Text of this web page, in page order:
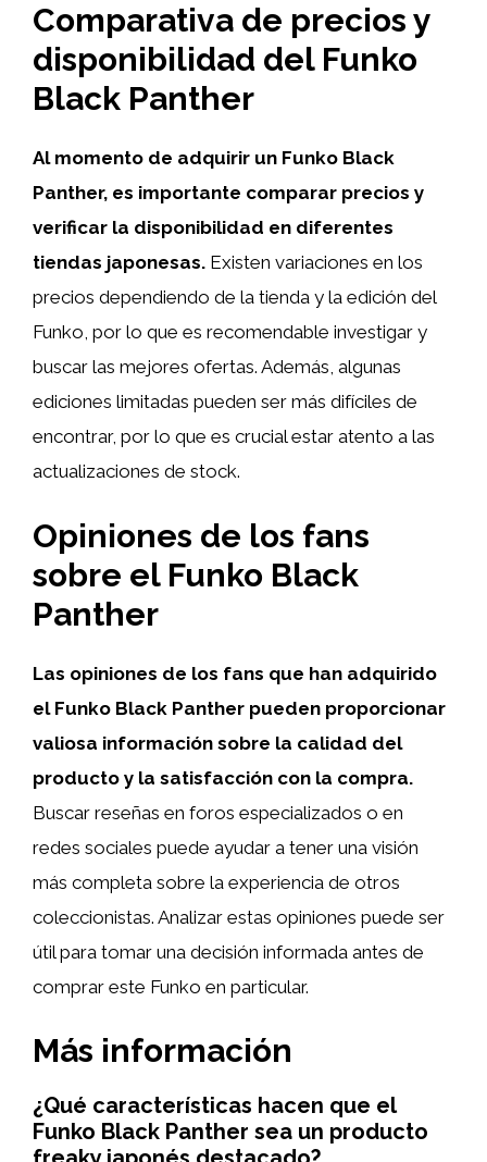
Comparativa de precios y
disponibilidad del Funko
Black Panther
Al momento de adquirir un Funko Black
Panther, es importante comparar precios y
verificar la disponibilidad en diferentes
tiendas japonesas. Existen variaciones en los
precios dependiendo de la tienda y la edición del
Funko, por lo que es recomendable investigar y
buscar las mejores ofertas. Además, algunas
ediciones limitadas pueden ser más difíciles de
encontrar, por lo que es crucial estar atento a las
actualizaciones de stock.
Opiniones de los fans
sobre el Funko Black
Panther
Las opiniones de los fans que han adquirido
el Funko Black Panther pueden proporcionar
valiosa información sobre la calidad del
producto y la satisfacción con la compra.
Buscar reseñas en foros especializados o en
redes sociales puede ayudar a tener una visión
más completa sobre la experiencia de otros
coleccionistas. Analizar estas opiniones puede ser
útil para tomar una decisión informada antes de
comprar este Funko en particular.
Más información
¿Qué características hacen que el
Funko Black Panther sea un producto